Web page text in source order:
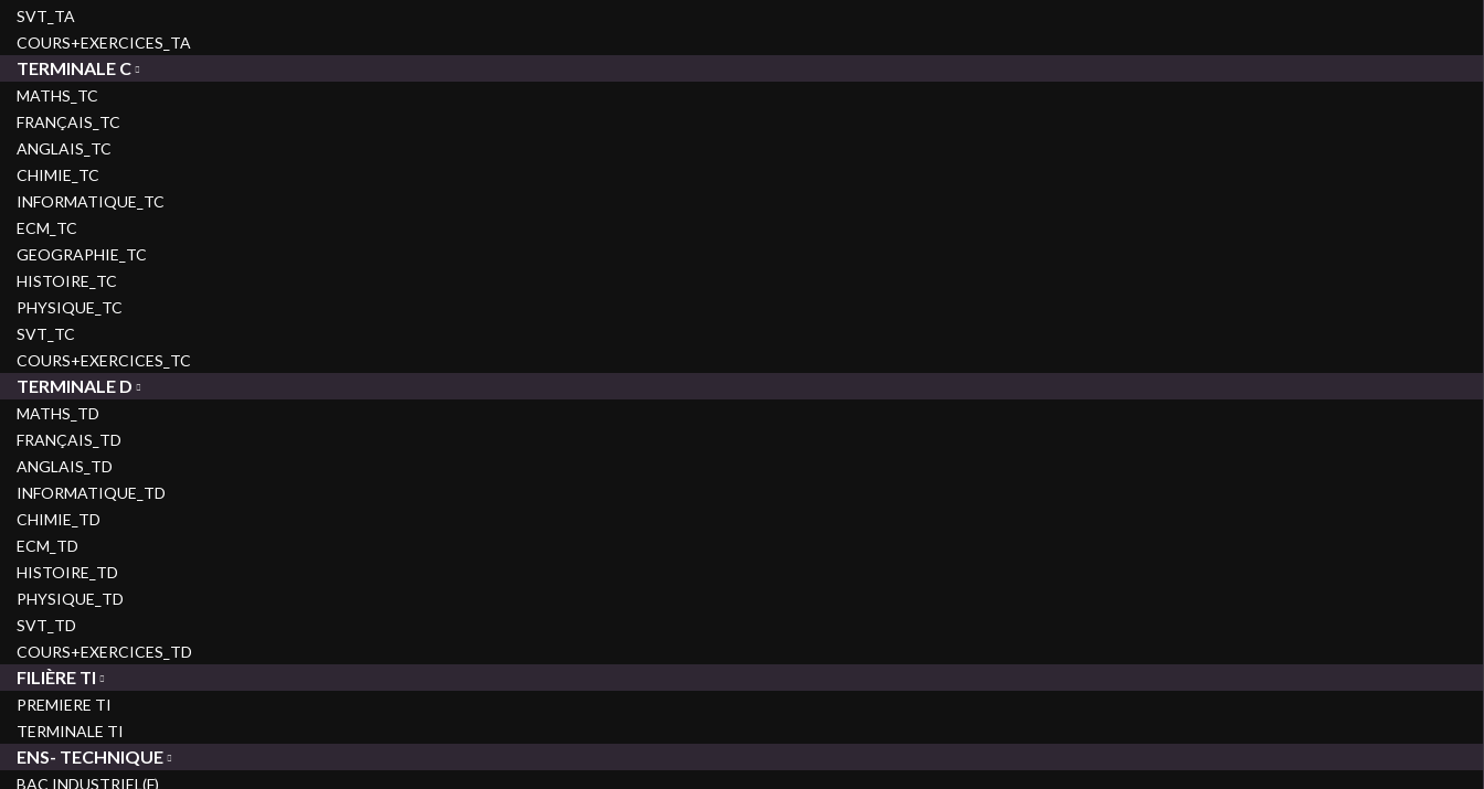
SVT_TA
COURS+EXERCICES_TA
TERMINALE C
MATHS_TC
FRANÇAIS_TC
ANGLAIS_TC
CHIMIE_TC
INFORMATIQUE_TC
ECM_TC
GEOGRAPHIE_TC
HISTOIRE_TC
PHYSIQUE_TC
SVT_TC
COURS+EXERCICES_TC
TERMINALE D
MATHS_TD
FRANÇAIS_TD
ANGLAIS_TD
INFORMATIQUE_TD
CHIMIE_TD
ECM_TD
HISTOIRE_TD
PHYSIQUE_TD
SVT_TD
COURS+EXERCICES_TD
FILIÈRE TI
PREMIERE TI
TERMINALE TI
ENS- TECHNIQUE
BAC INDUSTRIEL(F)